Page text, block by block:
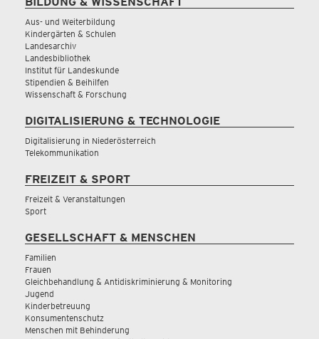
Aus- und Weiterbildung
Kindergärten & Schulen
Landesarchiv
Landesbibliothek
Institut für Landeskunde
Stipendien & Beihilfen
Wissenschaft & Forschung
DIGITALISIERUNG & TECHNOLOGIE
Digitalisierung in Niederösterreich
Telekommunikation
FREIZEIT & SPORT
Freizeit & Veranstaltungen
Sport
GESELLSCHAFT & MENSCHEN
Familien
Frauen
Gleichbehandlung & Antidiskriminierung & Monitoring
Jugend
Kinderbetreuung
Konsumentenschutz
Menschen mit Behinderung